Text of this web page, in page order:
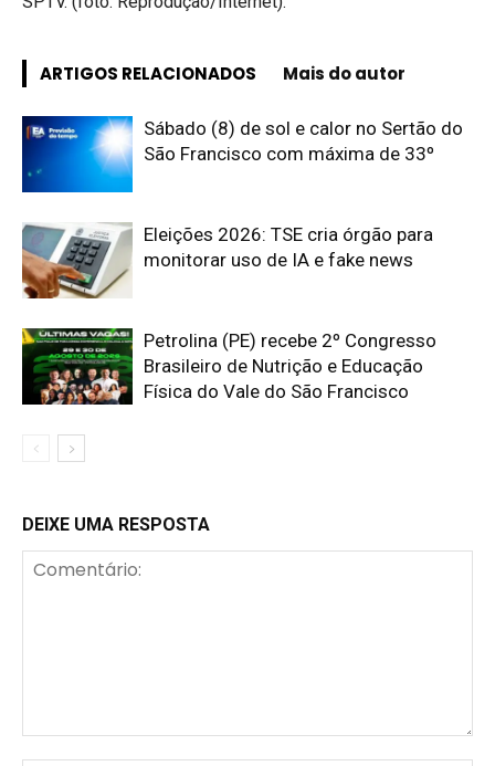
ARTIGOS RELACIONADOS Mais do autor
Sábado (8) de sol e calor no Sertão do
São Francisco com máxima de 33º
Eleições 2026: TSE cria órgão para
monitorar uso de IA e fake news
Petrolina (PE) recebe 2º Congresso
Brasileiro de Nutrição e Educação
Física do Vale do São Francisco
DEIXE UMA RESPOSTA